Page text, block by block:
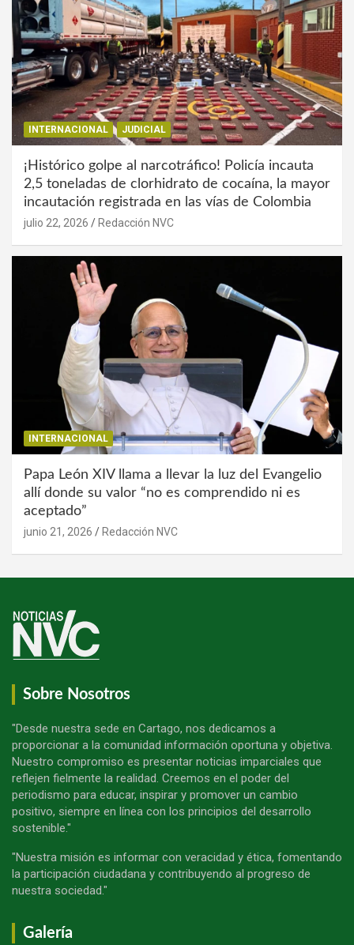
INTERNACIONAL JUDICIAL
¡Histórico golpe al narcotráfico! Policía incauta
2,5 toneladas de clorhidrato de cocaína, la mayor
incautación registrada en las vías de Colombia
julio 22, 2026 Redacción NVC
INTERNACIONAL
Papa León XIV llama a llevar la luz del Evangelio
allí donde su valor “no es comprendido ni es
aceptado”
junio 21, 2026 Redacción NVC
Sobre Nosotros
"Desde nuestra sede en Cartago, nos dedicamos a
proporcionar a la comunidad información oportuna y objetiva.
Nuestro compromiso es presentar noticias imparciales que
reflejen fielmente la realidad. Creemos en el poder del
periodismo para educar, inspirar y promover un cambio
positivo, siempre en línea con los principios del desarrollo
sostenible."
"Nuestra misión es informar con veracidad y ética, fomentando
la participación ciudadana y contribuyendo al progreso de
nuestra sociedad."
Galería